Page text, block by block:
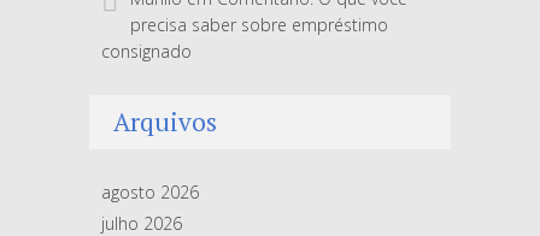
precisa saber sobre empréstimo
consignado
Arquivos
agosto 2026
julho 2026